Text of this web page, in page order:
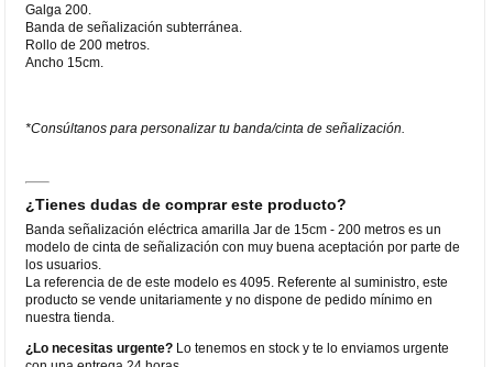
Galga 200.
Banda de señalización subterránea.
Rollo de 200 metros.
Ancho 15cm.
*Consúltanos para personalizar tu banda/cinta de señalización.
¿Tienes dudas de comprar este producto?
Banda señalización eléctrica amarilla Jar de 15cm - 200 metros es un
modelo de cinta de señalización con muy buena aceptación por parte de
los usuarios.
La referencia de de este modelo es 4095. Referente al suministro, este
producto se vende unitariamente y no dispone de pedido mínimo en
nuestra tienda.
¿Lo necesitas urgente? Lo tenemos en stock y te lo enviamos urgente